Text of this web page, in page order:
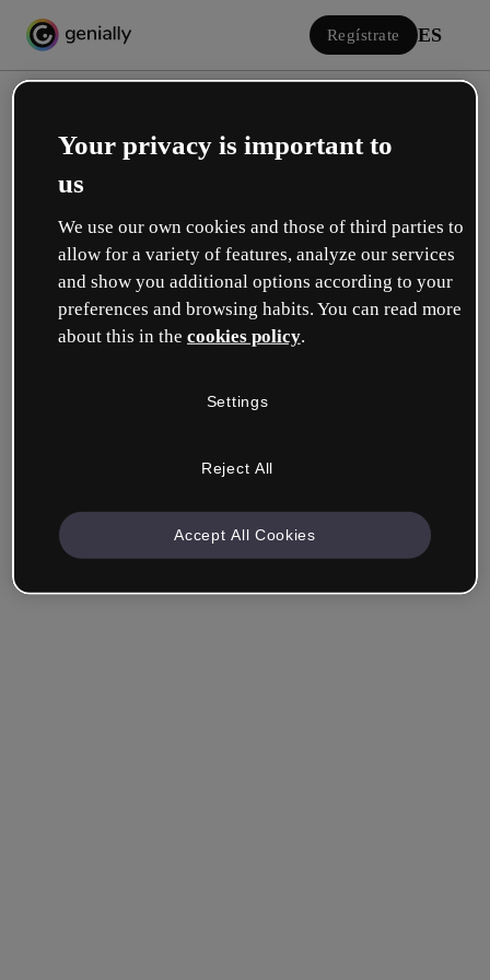
Regístrate ES
Iniciar sesión
Inicia sesión con Google
Recuérdame ¿Has olvidado tu contraseña?
Your privacy is important to
us
We use our own cookies and those of third parties to
allow for a variety of features, analyze our services
and show you additional options according to your
preferences and browsing habits. You can read more
about this in the cookies policy.
Settings
Reject All
Accept All Cookies